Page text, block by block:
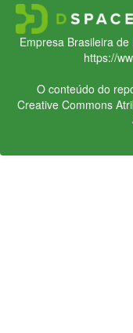
Empresa Brasileira
https://
O conteúdo do
Creative Commons